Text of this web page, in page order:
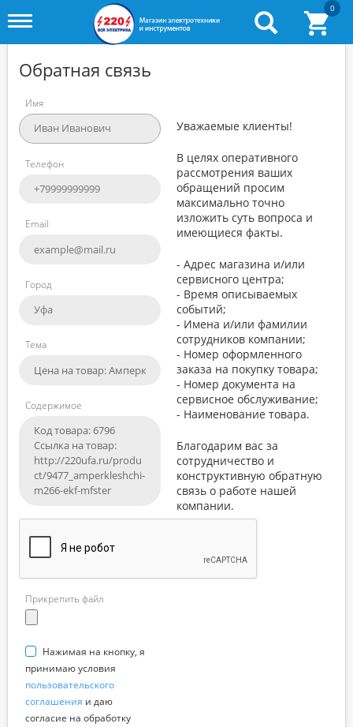
Toggle
0
Обратная связь
Имя
Телефон
Email
Город
Тема
Содержимое
Прикрепить файл
Нажимая на кнопку, я
принимаю условия
пользовательского
соглашения и даю
согласие на обработку
Уважаемые клиенты!
В целях оперативного
рассмотрения ваших
обращений просим
максимально точно
изложить суть вопроса и
имеющиеся факты.
- Адрес магазина и/или
сервисного центра;
- Время описываемых
событий;
- Имена и/или фамилии
сотрудников компании;
- Номер оформленного
заказа на покупку товара;
- Номер документа на
сервисное обслуживание;
- Наименование товара.
Благодарим вас за
сотрудничество и
конструктивную обратную
связь о работе нашей
компании.